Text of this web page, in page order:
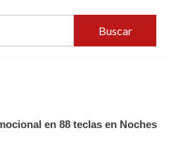
en 88 teclas en Noches